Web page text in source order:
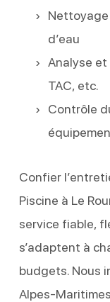
Nettoyage
d’eau
Analyse et
TAC, etc.
Contrôle
Confier
Piscine à Le
service fiable,
s’adaptent à
budgets. Nous
Alpes-